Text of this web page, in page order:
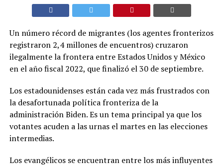
Un número récord de migrantes (los agentes fronterizos
registraron 2,4 millones de encuentros) cruzaron
ilegalmente la frontera entre Estados Unidos y México
en el año fiscal 2022, que finalizó el 30 de septiembre.
Los estadounidenses están cada vez más frustrados con
la desafortunada política fronteriza de la
administración Biden. Es un tema principal ya que los
votantes acuden a las urnas el martes en las elecciones
intermedias.
Los evangélicos se encuentran entre los más influyentes